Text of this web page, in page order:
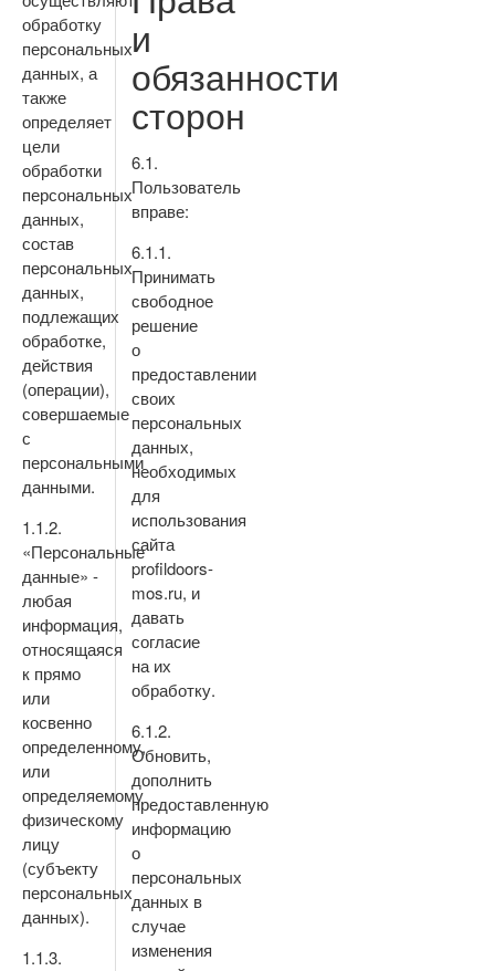
обработку
персональных
данных, а
также
определяет
цели
обработки
персональных
данных,
состав
персональных
данных,
подлежащих
обработке,
действия
(операции),
совершаемые
с
персональными
данными.
1.1.2.
«Персональные
данные» -
любая
информация,
относящаяся
к прямо
или
косвенно
определенному,
или
определяемому
физическому
лицу
(субъекту
персональных
данных).
1.1.3.
и
обязанности
сторон
6.1.
Пользователь
вправе:
6.1.1.
Принимать
свободное
решение
о
предоставлении
своих
персональных
данных,
необходимых
для
использования
сайта
profildoors-
mos.ru, и
давать
согласие
на их
обработку.
6.1.2.
Обновить,
дополнить
предоставленную
информацию
о
персональных
данных в
случае
изменения